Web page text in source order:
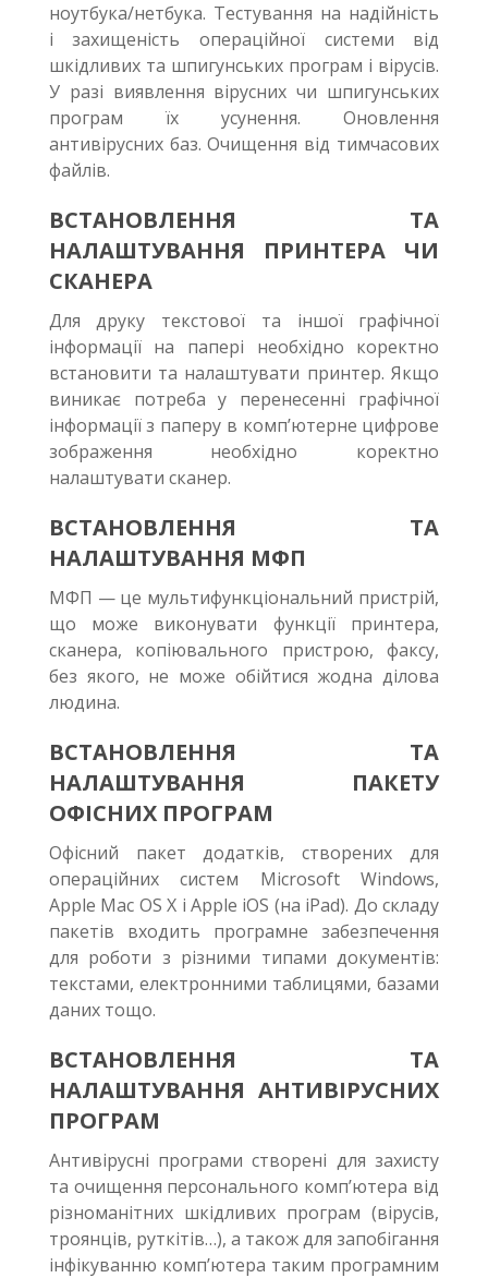
ноутбука/нетбука. Тестування на надійність
і захищеність операційної системи від
шкідливих та шпигунських програм і вірусів.
У разі виявлення вірусних чи шпигунських
програм їх усунення. Оновлення
антивірусних баз. Очищення від тимчасових
файлів.
ВСТАНОВЛЕННЯ ТА
НАЛАШТУВАННЯ ПРИНТЕРА ЧИ
СКАНЕРА
Для друку текстової та іншої графічної
інформації на папері необхідно коректно
встановити та налаштувати принтер. Якщо
виникає потреба у перенесенні графічної
інформації з паперу в комп’ютерне цифрове
зображення необхідно коректно
налаштувати сканер.
ВСТАНОВЛЕННЯ ТА
НАЛАШТУВАННЯ МФП
МФП — це мультифункціональний пристрій,
що може виконувати функції принтера,
сканера, копіювального пристрою, факсу,
без якого, не може обійтися жодна ділова
людина.
ВСТАНОВЛЕННЯ ТА
НАЛАШТУВАННЯ ПАКЕТУ
ОФІСНИХ ПРОГРАМ
Офісний пакет додатків, створених для
операційних систем Microsoft Windows,
Apple Mac OS X і Apple iOS (на iPad). До складу
пакетів входить програмне забезпечення
для роботи з різними типами документів:
текстами, електронними таблицями, базами
даних тощо.
ВСТАНОВЛЕННЯ ТА
НАЛАШТУВАННЯ АНТИВІРУСНИХ
ПРОГРАМ
Антивірусні програми створені для захисту
та очищення персонального комп’ютера від
різноманітних шкідливих програм (вірусів,
троянців, руткітів…), а також для запобігання
інфікуванню комп’ютера таким програмним